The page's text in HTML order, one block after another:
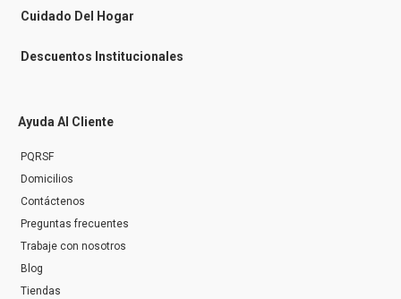
r
Cuidado Del Hogar
Descuentos Institucionales
Ayuda Al Cliente
PQRSF
Domicilios
Contáctenos
Preguntas frecuentes
Trabaje con nosotros
Blog
Tiendas